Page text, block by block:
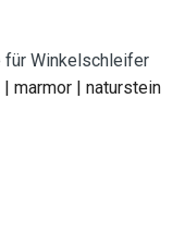
für Winkelschleifer
marmor | naturstein